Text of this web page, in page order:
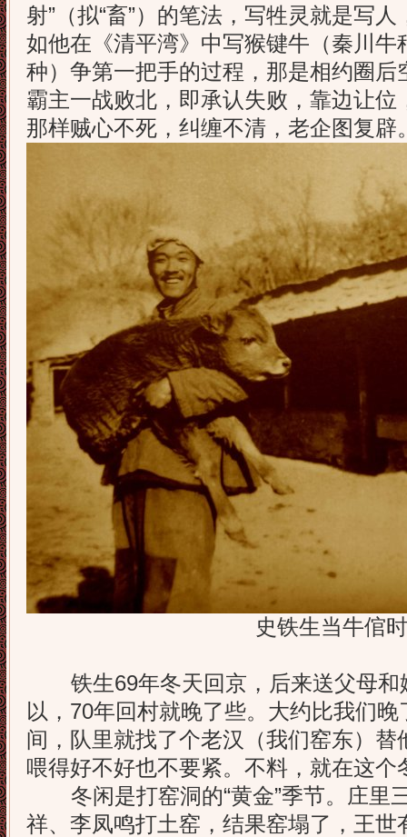
射”（拟“畜”）的笔法，写牲灵就是写
如他在《清平湾》中写猴键牛（秦川牛
种）争第一把手的过程，那是相约圈后
霸主一战败北，即承认失败，靠边让
那样贼心不死，纠缠不清，老企图复辟
史铁生当牛倌时的
铁生69年冬天回京，后来送父母和
以，70年回村就晚了些。大约比我们
间，队里就找了个老汉（我们窑东）
喂得好不好也不要紧。不料，就在这个
冬闲是打窑洞的“黄金”季节。庄里
祥、李凤鸣打土窑，结果窑塌了，王世